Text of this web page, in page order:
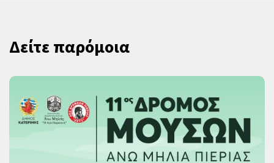
Δείτε παρόμοια